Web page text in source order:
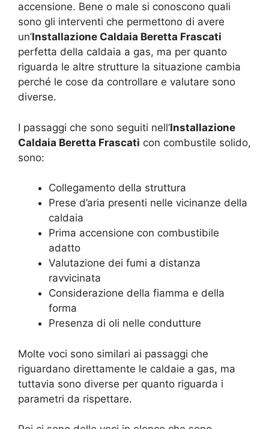
accensione. Bene o male si conoscono quali
sono gli interventi che permettono di avere
un’Installazione Caldaia Beretta Frascati
perfetta della caldaia a gas, ma per quanto
riguarda le altre strutture la situazione cambia
perché le cose da controllare e valutare sono
diverse.
I passaggi che sono seguiti nell’Installazione
Caldaia Beretta Frascati con combustile solido,
sono:
Collegamento della struttura
Prese d’aria presenti nelle vicinanze della
caldaia
Prima accensione con combustibile
adatto
Valutazione dei fumi a distanza
ravvicinata
Considerazione della fiamma e della
forma
Presenza di oli nelle condutture
Molte voci sono similari ai passaggi che
riguardano direttamente le caldaie a gas, ma
tuttavia sono diverse per quanto riguarda i
parametri da rispettare.